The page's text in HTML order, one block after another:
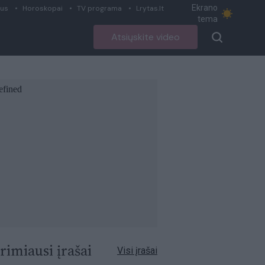
Horoskopai TV programa Lrytas.lt
Ekrano
tema
Atsiųskite video
įrašai Visi įrašai